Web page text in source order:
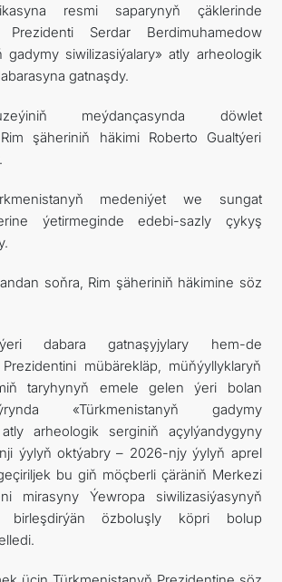
ARAGATNAŞYK
resmi saparynyň çäklerinde
Prezidenti Serdar Berdimuhamedow
gadymy siwilizasiýalary» atly arheologik
gatnaşdy.
meýdançasynda döwlet
şäheriniň häkimi Roberto Gualtýeri
medeniýet we sungat
ýetirmeginde edebi-sazly çykyş
soňra, Rim şäheriniň häkimine söz
dabara gatnaşyjylary hem-de
mübärekläp, müňýyllyklaryň
taryhynyň emele gelen ýeri bolan
«Türkmenistanyň gadymy
atly arheologik serginiň açylýandygyny
ýylyň oktýabry – 2026-njy ýylyň aprel
bu giň möçberli çäräniň Merkezi
mirasyny Ýewropa siwilizasiýasynyň
birleşdirýän özboluşly köpri bolup